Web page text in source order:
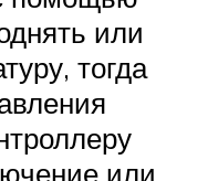
или
тогда
или